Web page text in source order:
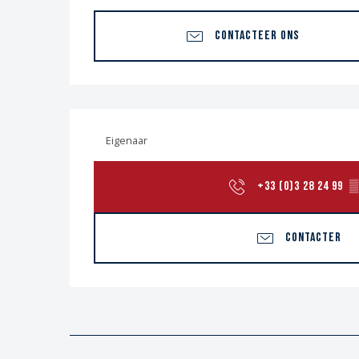
CONTACTEER ONS
Eigenaar
+33 (0)3 28 24 99
CONTACTER